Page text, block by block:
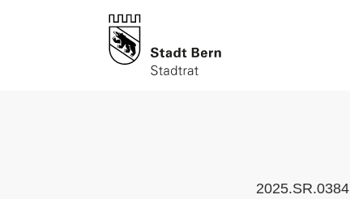
2025.SR.0384